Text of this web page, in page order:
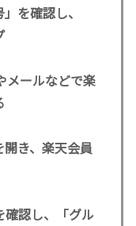
を確認し、
メールなどで楽
き、楽天会員
確認し、「グル